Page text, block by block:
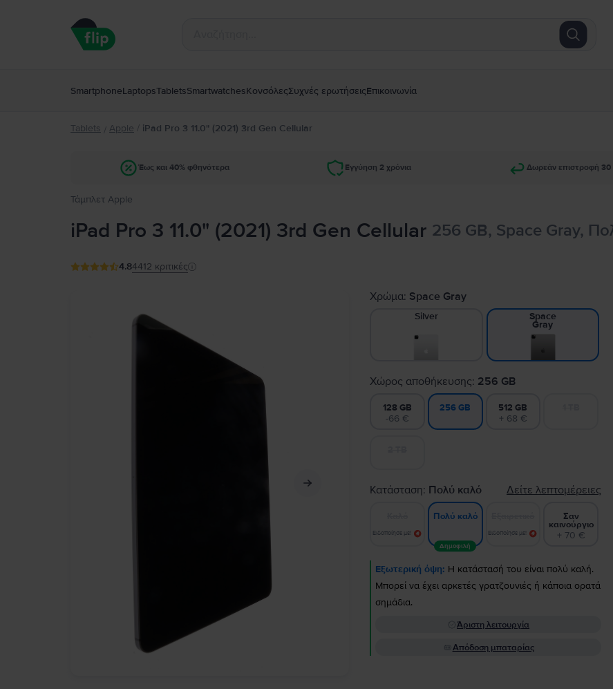
SmartphoneLaptopsTabletsSmartwatchesΚονσόλεςΣυχνές ερωτήσειςΕπικοινωνία
Tablets / Apple / iPad Pro 3 11.0" (2021) 3rd Gen Cellular
Έως και 40% φθηνότερα Εγγύηση 2 χρόνια Δωρεάν επιστροφή 30
Τάμπλετ Apple
iPad Pro 3 11.0" (2021) 3rd Gen Cellular 256 GB, Space Gray,
4.84412 κριτικές
Χρώμα: Space Gray
Silver Space
Gray
Χώρος αποθήκευσης: 256 GB
128 GB
-66 €
256 GB 512 GB
+ 68 €
Κατάσταση: Πολύ καλό Δείτε λεπτομέρειες
Ειδοποίησε με!
Πολύ καλό
Δημοφιλή
Ειδοποίησε με!
Σαν
καινούργιο
+ 70 €
Εξωτερική όψη: Η κατάστασή του είναι πολύ καλή.
Μπορεί να έχει αρκετές γρατζουνιές ή κάποια ορατά
σημάδια.
Άριστη λειτουργία
Απόδοση μπαταρίας